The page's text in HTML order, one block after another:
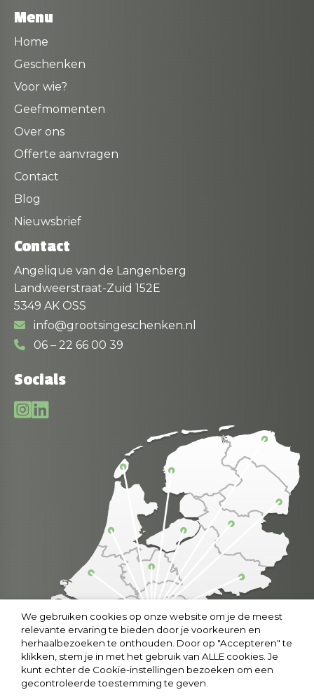
Menu
Home
Geschenken
Voor wie?
Geefmomenten
Over ons
Offerte aanvragen
Contact
Blog
Nieuwsbrief
Contact
Angelique van de Langenberg
Landweerstraat-Zuid 152E
5349 AK OSS
info@grootsingeschenken.nl
06 – 22 66 00 39
Socials
We gebruiken cookies op onze website om je de meest
relevante ervaring te bieden door je voorkeuren en
herhaalbezoeken te onthouden. Door op "Accepteren" te
klikken, stem je in met het gebruik van ALLE cookies. Je
kunt echter de Cookie-instellingen bezoeken om een
gecontroleerde toestemming te geven.